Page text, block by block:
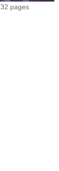
32 pages